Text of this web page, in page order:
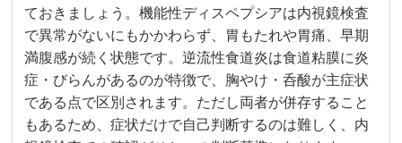
ておきましょう。機能性ディスペプシアは内視鏡検査
で異常がないにもかかわらず、胃もたれや胃痛、早期
満腹感が続く状態です。逆流性食道炎は食道粘膜に炎
症・びらんがあるのが特徴で、胸やけ・呑酸が主症状
である点で区別されます。ただし両者が併存すること
もあるため、症状だけで自己判断するのは難しく、内